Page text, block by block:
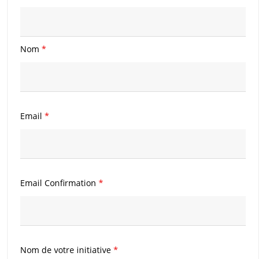
Nom *
Email *
Email Confirmation *
Nom de votre initiative *